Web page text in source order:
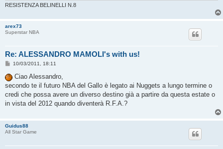
RESISTENZA BELINELLI N.8
arex73
Superstar NBA
Re: ALESSANDRO MAMOLI's with us!
M
s
s
a
g
10/03/2011, 18:11
Ciao Alessandro,
secondo te il futuro NBA del Gallo è legato ai Nuggets a lungo termine o
credi che possa avere un diverso destino già a partire da questa estate o
in vista del 2012 quando diventerà R.F.A.?
Guidus88
All Star Game